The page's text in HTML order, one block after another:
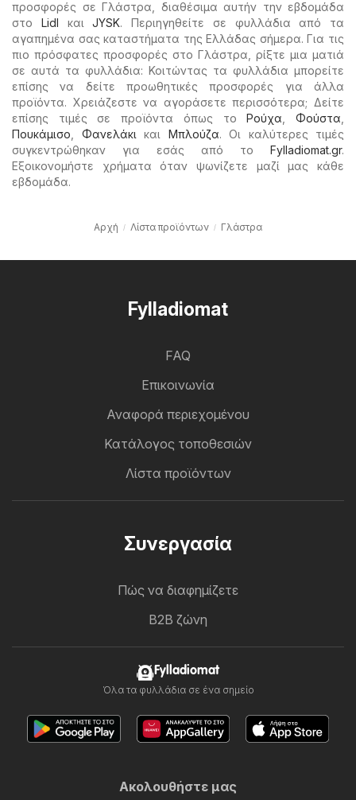
προσφορές σε Γλάστρα, διαθέσιμα αυτήν την εβδομάδα
στο Lidl καιJYSK. Περιηγηθείτε σε φυλλάδια από τα
αγαπημένα σας καταστήματα της Ελλάδας σήμερα. Για τις
πιο πρόσφατες προσφορές στο Γλάστρα, ρίξτε μια ματιά
σε αυτά τα φυλλάδια: Κοιτώντας τα φυλλάδια μπορείτε
επίσης να δείτε προωθητικές προσφορές για άλλα
προϊόντα. Χρειάζεστε να αγοράσετε περισσότερα; Δείτε
επίσης τιμές σε προϊόντα όπως τοΡούχα ,Φούστα
Πουκάμισο
Φανελάκι και Μπλούζα. Οι καλύτερες τιμές
συγκεντρώθηκαν για εσάς από το Fylladiomat.gr.
Εξοικονομήστε χρήματα όταν ψωνίζετε μαζί μας κάθε
εβδομάδα.
Αρχή Λίστα προϊόντων Γλάστρα
Fylladiomat
FAQ
Επικοινωνία
Αναφορά περιεχομένου
Κατάλογος τοποθεσιών
Λίστα προϊόντων
Συνεργασία
Πώς να διαφημίζετε
B2B ζώνη
Fylladiomat
Όλα τα φυλλάδια σε ένα σημείο
Ακολουθήστε μας